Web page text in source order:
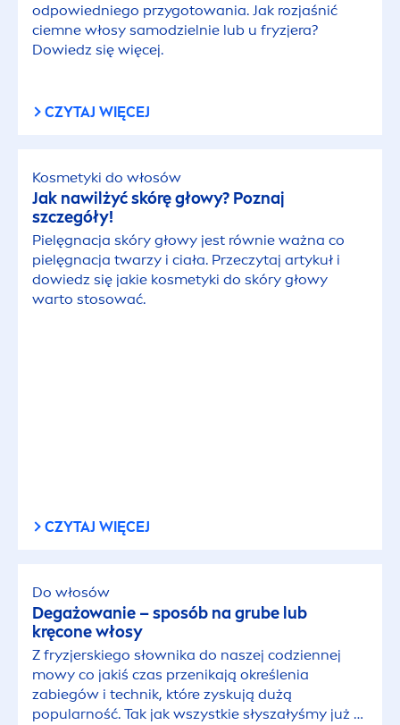
odpowiedniego przygotowania. Jak rozjaśnić
ciemne włosy samodzielnie lub u fryzjera?
Dowiedz się więcej.
CZYTAJ WIĘCEJ
Kosmetyki do włosów
Jak nawilżyć skórę głowy? Poznaj
szczegóły!
Pielęgnacja skóry głowy jest równie ważna co
pielęgnacja twarzy i ciała. Przeczytaj artykuł i
dowiedz się jakie kosmetyki do skóry głowy
warto stosować.
CZYTAJ WIĘCEJ
Do włosów
Degażowanie – sposób na grube lub
kręcone włosy
Z fryzjerskiego słownika do naszej codziennej
mowy co jakiś czas przenikają określenia
zabiegów i technik, które zyskują dużą
popularność. Tak jak wszystkie słyszałyśmy już o